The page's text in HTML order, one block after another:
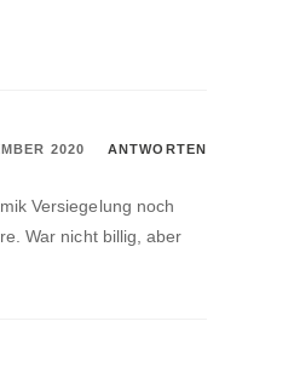
2020 ANTWORTEN
Versiegelung noch
War nicht billig, aber